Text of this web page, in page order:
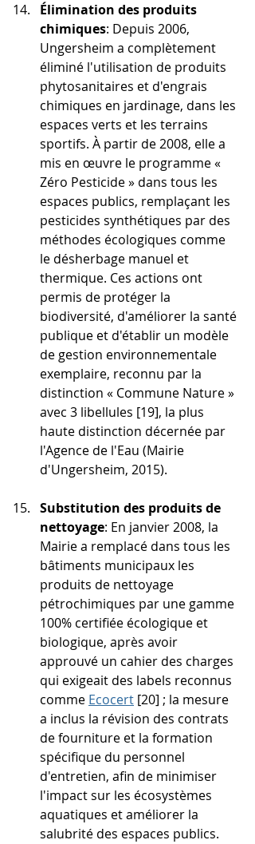
Élimination des produits
chimiques: Depuis 2006,
Ungersheim a complètement
éliminé l'utilisation de produits
phytosanitaires et d'engrais
chimiques en jardinage, dans les
espaces verts et les terrains
sportifs. À partir de 2008, elle a
mis en œuvre le programme «
Zéro Pesticide » dans tous les
espaces publics, remplaçant les
pesticides synthétiques par des
méthodes écologiques comme
le désherbage manuel et
thermique. Ces actions ont
permis de protéger la
biodiversité, d'améliorer la santé
publique et d'établir un modèle
de gestion environnementale
exemplaire, reconnu par la
distinction « Commune Nature »
avec 3 libellules [19], la plus
haute distinction décernée par
l'Agence de l'Eau (Mairie
d'Ungersheim, 2015).
Substitution des produits de
nettoyage: En janvier 2008, la
Mairie a remplacé dans tous les
bâtiments municipaux les
produits de nettoyage
pétrochimiques par une gamme
100% certifiée écologique et
biologique, après avoir
approuvé un cahier des charges
qui exigeait des labels reconnus
comme Ecocert [20] ; la mesure
a inclus la révision des contrats
de fourniture et la formation
spécifique du personnel
d'entretien, afin de minimiser
l'impact sur les écosystèmes
aquatiques et améliorer la
salubrité des espaces publics.